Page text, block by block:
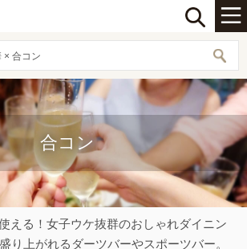
× 合コン
合コン
える！女子ウケ抜群のおしゃれダイニン
り上がれるダーツバーやスポーツバー。